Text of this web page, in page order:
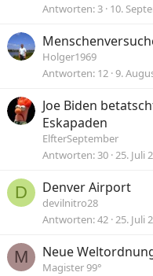
Antworten 3 10.
Holger1969
Antworten 12 9.
Joe Biden
Eskapaden
ElfterSeptember
Antworten 30 25. Juli
D Denver Airport
devilnitro28
Antworten 42 25. Juli
M Neue
Magister 99°